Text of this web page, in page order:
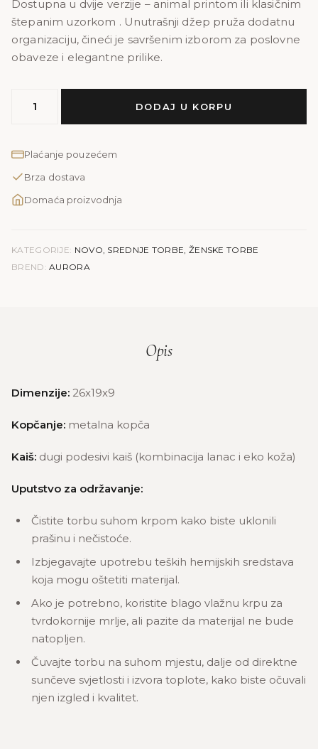
Dostupna u dvije verzije – animal printom ili klasičnim
štepanim uzorkom . Unutrašnji džep pruža dodatnu
organizaciju, čineći je savršenim izborom za poslovne
obaveze i elegantne prilike.
AURORA
siva
DODAJ U KORPU
Plaćanje pouzećem
Brza dostava
Domaća proizvodnja
KATEGORIJE: NOVO, SREDNJE TORBE, ŽENSKE TORBE
BREND: AURORA
Opis
Dimenzije: 26x19x9
Kopčanje: metalna kopča
Kaiš: dugi podesivi kaiš (kombinacija lanac i eko koža)
Uputstvo za održavanje:
Čistite torbu suhom krpom kako biste uklonili
prašinu i nečistoće.
Izbjegavajte upotrebu teških hemijskih sredstava
koja mogu oštetiti materijal.
Ako je potrebno, koristite blago vlažnu krpu za
tvrdokornije mrlje, ali pazite da materijal ne bude
natopljen.
Čuvajte torbu na suhom mjestu, dalje od direktne
sunčeve svjetlosti i izvora toplote, kako biste očuvali
njen izgled i kvalitet.